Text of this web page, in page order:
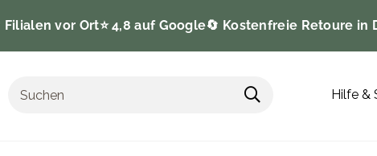
Filialen vor Ort⭐️ 4,8 auf Google🔄 Kostenfreie Retoure in
Hilfe &